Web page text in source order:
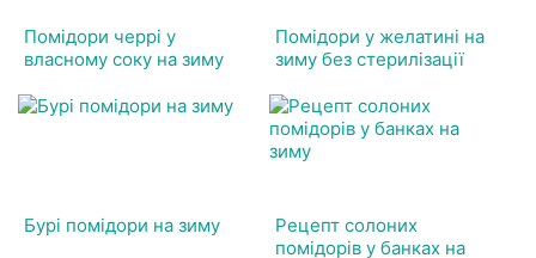
Помідори черрі у
власному соку на зиму
Помідори у желатині на
зиму без стерилізації
Бурі помідори на зиму
Рецепт солоних
помідорів у банках на